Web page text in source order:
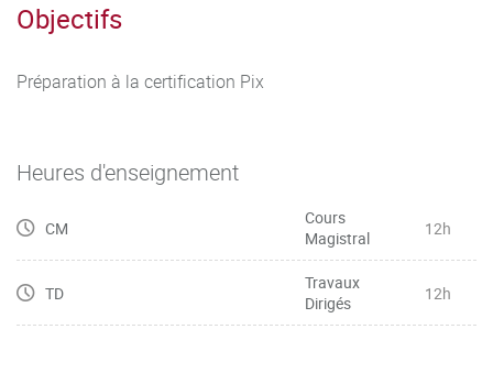
Objectifs
Préparation à la certification Pix
Heures d'enseignement
CM
Cours
Magistral
12h
TD
Travaux
Dirigés
12h